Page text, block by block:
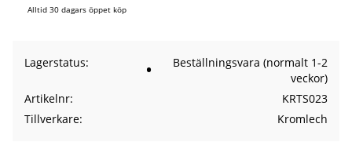
Alltid 30 dagars öppet köp
Lagerstatus
Beställningsvara (normalt 1-2
veckor)
Artikelnr
KRTS023
Tillverkare
Kromlech